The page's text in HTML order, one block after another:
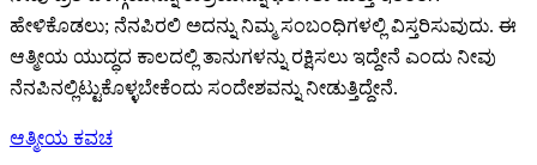
ಹೇಳಿಕೊಡಲು; ನೆನಪಿರಲಿ ಅದನ್ನು ನಿಮ್ಮ ಸಂಬಂಧಿಗಳಲ್ಲಿ ವಿಸ್ತರಿಸುವುದು. ಈ
ಆತ್ಮೀಯ ಯುದ್ಧದ ಕಾಲದಲ್ಲಿ ತಾನುಗಳನ್ನು ರಕ್ಷಿಸಲು ಇದ್ದೇನೆ ಎಂದು ನೀವು
ನೆನಪಿನಲ್ಲಿಟ್ಟುಕೊಳ್ಳಬೇಕೆಂದು ಸಂದೇಶವನ್ನು ನೀಡುತ್ತಿದ್ದೇನೆ.
ಆತ್ಮೀಯ ಕವಚ